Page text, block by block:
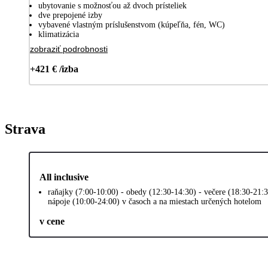
ubytovanie s možnosťou až dvoch prísteliek
dve prepojené izby
vybavené vlastným príslušenstvom (kúpeľňa, fén, WC)
klimatizácia
zobraziť podrobnosti
+421 € /izba
Strava
All inclusive
raňajky (7:00-10:00) - obedy (12:30-14:30) - večere (18:30-
nápoje (10:00-24:00) v časoch a na miestach určených hotelom
v cene